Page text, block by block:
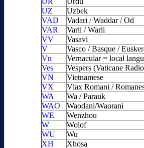
UZ
Uzbek
VAD
Vadari / Waddar / Od
VAR
Varli / Warli
VV
Vasavi
V
Vasco / Basque /
Vn
Vernacular = local
Ves
Vespers (Vaticane
VN
Vietnamese
VX
Vlax Romani /
WA
Wa / Parauk
WAO
Waodani/Waorani
WE
Wenzhou
W
Wolof
WU
Wu
XH
Xhosa